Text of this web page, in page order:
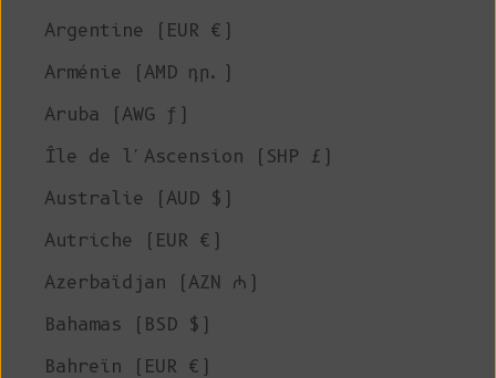
Argentine (EUR €)
Arménie (AMD դր.)
Aruba (AWG ƒ)
Île de l'Ascension (SHP £)
Australie (AUD $)
Autriche (EUR €)
Azerbaïdjan (AZN ₼)
Bahamas (BSD $)
Bahreïn (EUR €)